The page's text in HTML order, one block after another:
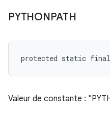
PYTHONPATH
protected static final
Valeur de constante :